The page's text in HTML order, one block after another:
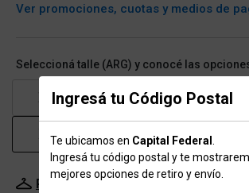
Ingresá tu Código Postal
Te ubicamos en Capital Federal
Ingresá tu código postal y te
mejores opciones de retiro y envío.
Ver promociones, cuotas y medios de
Seleccioná talle (ARG) y conocé las
XS S M
XL
Probador Virtual Tabla de talles